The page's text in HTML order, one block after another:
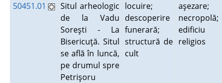
50451.01
Situl arheologic
de la Vadu
Soreşti - La
Bisericuţă. Situl
se află în luncă,
pe drumul spre
Petrişoru
locuire;
descoperire
funerară;
structură de
cult
aşezare;
necropolă;
edificiu
religios